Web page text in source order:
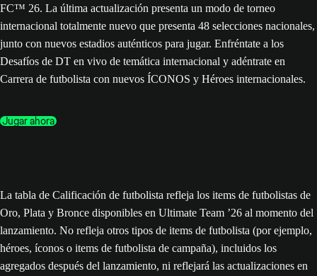
FC™ 26. La última actualización presenta un modo de torneo
internacional totalmente nuevo que presenta 48 selecciones nacionales,
junto con nuevos estadios auténticos para jugar. Enfréntate a los
Desafíos de DT en vivo de temática internacional y adéntrate en
Carrera de futbolista con nuevos ÍCONOS y Héroes internacionales.
Jugar ahora
La tabla de Calificación de futbolista refleja los items de futbolistas de
Oro, Plata y Bronce disponibles en Ultimate Team ’26 al momento del
lanzamiento. No refleja otros tipos de items de futbolista (por ejemplo,
héroes, íconos o items de futbolista de campaña), incluidos los
agregados después del lanzamiento, ni reflejará las actualizaciones en